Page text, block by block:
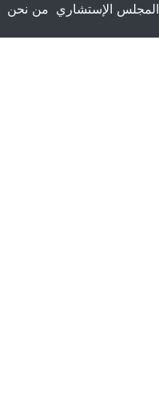
المجلس الإستشاري من نحن